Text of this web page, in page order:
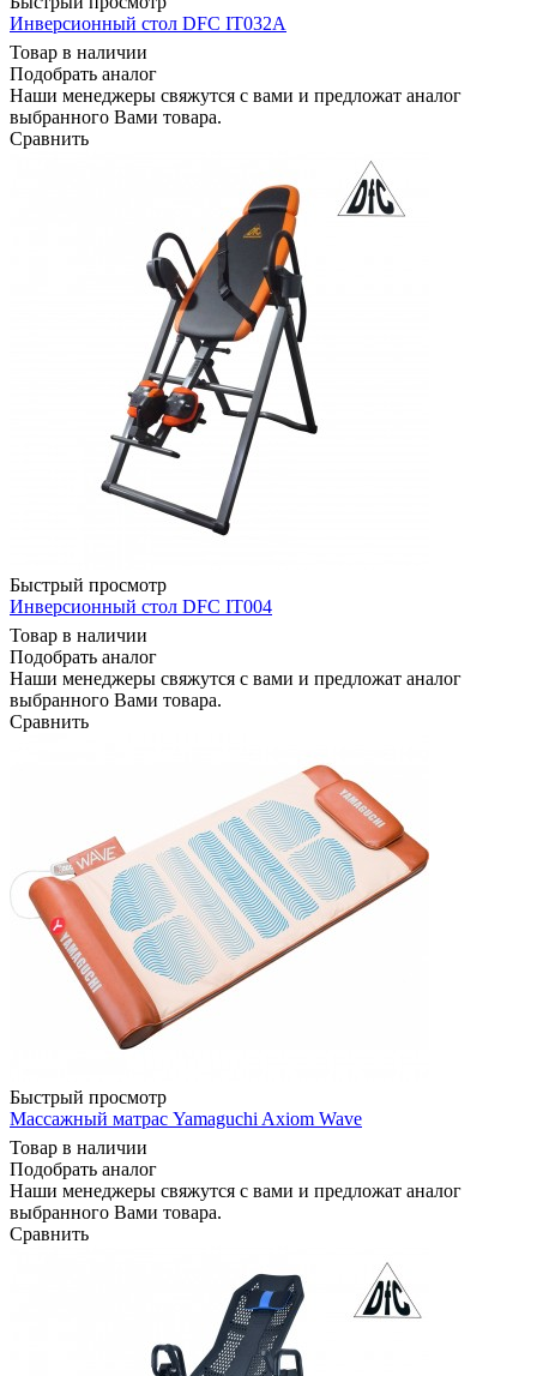
Инверсионный стол DFC IT032A
Товар в наличии
Подобрать аналог
Наши менеджеры свяжутся с вами и предложат аналог
выбранного Вами товара.
Сравнить
Быстрый просмотр
Инверсионный стол DFC IT004
Товар в наличии
Подобрать аналог
Наши менеджеры свяжутся с вами и предложат аналог
выбранного Вами товара.
Сравнить
Быстрый просмотр
Массажный матрас Yamaguchi Axiom Wave
Товар в наличии
Подобрать аналог
Наши менеджеры свяжутся с вами и предложат аналог
выбранного Вами товара.
Сравнить